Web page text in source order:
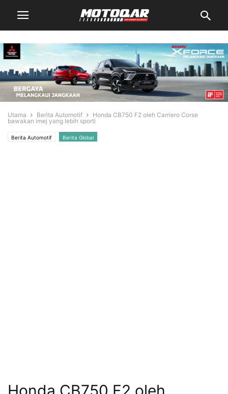
Utama Berita Automotif
Honda CB750 F2 oleh Carriero Corse
bawakan imej yang lebih sporti
Berita Automotif Berita Global